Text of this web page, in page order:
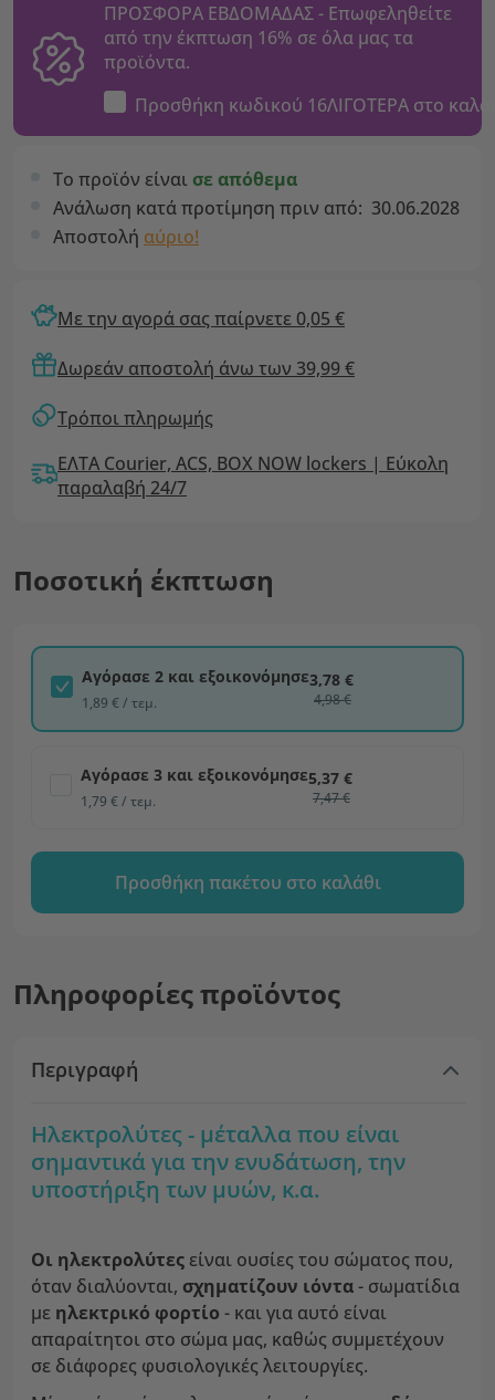
ΠΡΟΣΦΟΡΑ ΕΒΔΟΜΑΔΑΣ - Επωφεληθείτε
από την έκπτωση 16% σε όλα μας τα
προϊόντα.
Προσθήκη κωδικού 16ΛΙΓΟΤΕΡΑ στο
Το προϊόν είναι σε απόθεμα
Ανάλωση κατά προτίμηση πριν από: 30.06.2028
Αποστολή αύριο!
Με την αγορά σας παίρνετε 0,05 €
Δωρεάν αποστολή άνω των 39,99 €
Τρόποι πληρωμής
ΕΛΤΑ Courier, ACS, BOX NOW lockers | Εύκολη
παραλαβή 24/7
Ποσοτική έκπτωση
Αγόρασε 2 και εξοικονόμησε
1,89 € / τεμ.
3,78 €
4,98 €
Αγόρασε 3 και εξοικονόμησε
1,79 € / τεμ.
5,37 €
7,47 €
Προσθήκη πακέτου στο καλάθι
Πληροφορίες προϊόντος
Περιγραφή
Ηλεκτρολύτες - μέταλλα που είναι
σημαντικά για την ενυδάτωση, την
υποστήριξη των μυών, κ.α.
Οι ηλεκτρολύτες είναι ουσίες του σώματος που,
όταν διαλύονται, σχηματίζουν ιόντα- σωματίδια
με ηλεκτρικό φορτίο - και για αυτό είναι
απαραίτητοι στο σώμα μας, καθώς συμμετέχουν
σε διάφορες φυσιολογικές λειτουργίες.